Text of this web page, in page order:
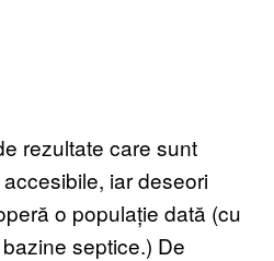
rezultate care sunt
iar deseori
o populație dată (cu
septice.) De